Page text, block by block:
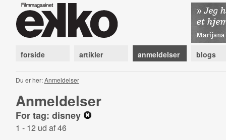
forside artikler anmeldelser blogs
Du er her:Anmeldelser
Anmeldelser
For tag: disney
1 - 12 ud af 46